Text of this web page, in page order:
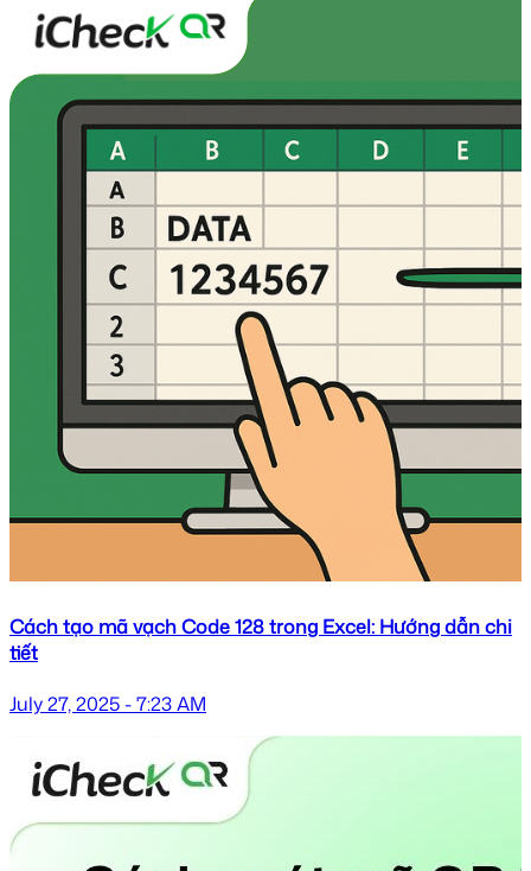
Cách tạo mã vạch Code 128 trong Excel: Hướng dẫn chi
tiết
July 27, 2025 - 7:23 AM